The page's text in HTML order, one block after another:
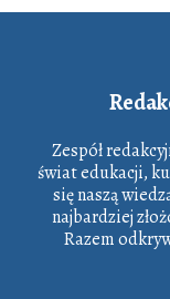
Zespół
świat edukacji,
się naszą
najbardziej
Razem